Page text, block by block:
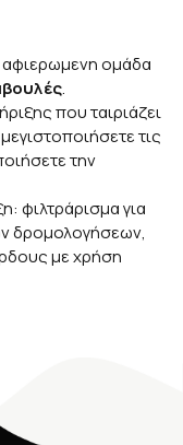
ομάδα
.
που ταιριάζει
τις
την
φιλτράρισμα για
δρομολογήσεων,
με χρήση